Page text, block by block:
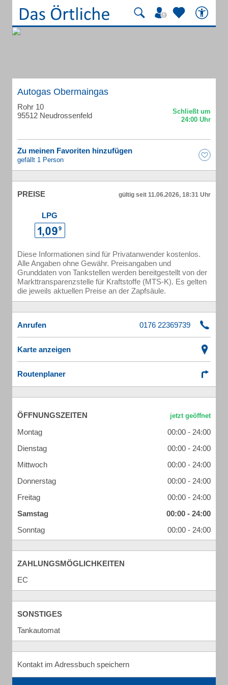
Autogas Obermaingas
Rohr 10
95512 Neudrossenfeld
Zu meinen Favoriten hinzufügen
gefällt 1 Person
PREISE gültig seit 11.06.2026, 18:31 Uhr
LPG
Diese Informationen sind für Privatanwender kostenlos.
Alle Angaben ohne Gewähr. Preisangaben und
Grunddaten von Tankstellen werden bereitgestellt von der
Markttransparenzstelle für Kraftstoffe (MTS-K). Es gelten
die jeweils aktuellen Preise an der Zapfsäule.
Anrufen
Karte anzeigen
Routenplaner
ÖFFNUNGSZEITEN
Montag
00:00 - 24:00
Dienstag
00:00 - 24:00
Mittwoch
00:00 - 24:00
Donnerstag
00:00 - 24:00
Freitag
00:00 - 24:00
Samstag
00:00 - 24:00
Sonntag
00:00 - 24:00
ZAHLUNGSMÖGLICHKEITEN
EC
SONSTIGES
Tankautomat
Kontakt im Adressbuch speichern